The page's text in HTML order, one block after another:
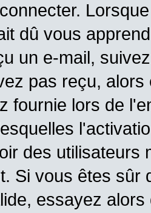
dû vous
un e-mail,
pas reçu,
fournie lors de
des utilisateurs
Si vous êtes sûr
essayez